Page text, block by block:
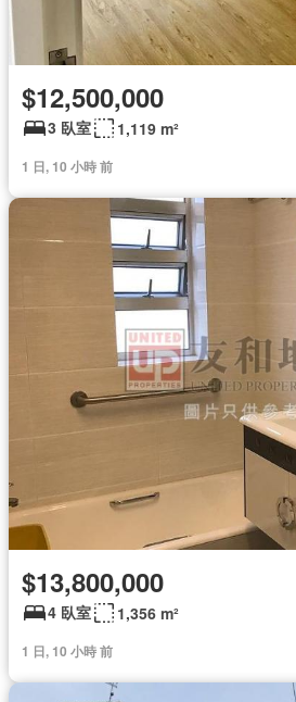
$12,500,000
3 臥室 1,119 m²
1 日, 10 小時 前
$13,800,000
4 臥室 1,356 m²
1 日, 10 小時 前